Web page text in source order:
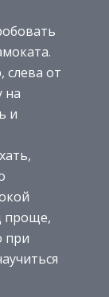
слева от
на
и
проще,
при